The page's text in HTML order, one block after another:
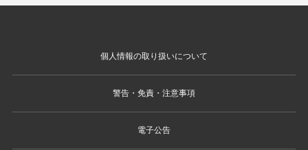
個人情報の取り扱いについて
警告・免責・注意事項
電子公告